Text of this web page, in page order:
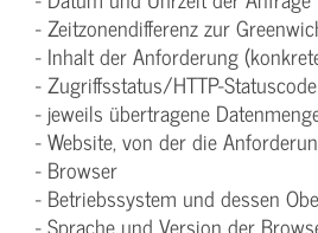
- Zeitzonendifferenz zur
- Inhalt der Anforderung
- Zugriffsstatus/HTTP-Statuscode
- jeweils übertragene
- Website, von der die
- Browser
- Betriebssystem und dessen